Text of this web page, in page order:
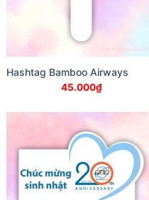
Hashtag Bamboo Airways
45.000₫